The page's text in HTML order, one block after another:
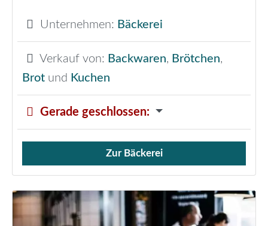
Unternehmen: Bäckerei
Verkauf von: Backwaren, Brötchen,
Brot und Kuchen
Gerade geschlossen:
Verkauf von Brötchen,
Zur Bäckerei